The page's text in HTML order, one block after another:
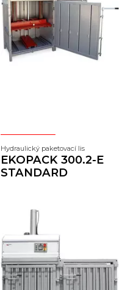
Hydraulický paketovací lis
EKOPACK 300.2-E
STANDARD